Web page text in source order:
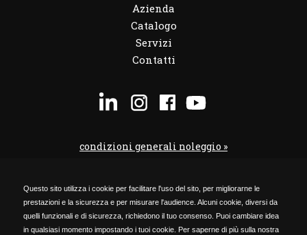
Questo sito utilizza i cookie per facilitare l'uso del sito, per migliorarne le
prestazioni e la sicurezza e per misurare l'audience. Alcuni cookie, diversi da
quelli funzionali e di sicurezza, richiedono il tuo consenso. Puoi cambiare idea
in qualsiasi momento impostando i tuoi cookie. Per saperne di più sulla nostra
Azienda
Catalogo
Servizi
Contatti
condizioni generali noleggio »
codice etico »
Privacy Policy »